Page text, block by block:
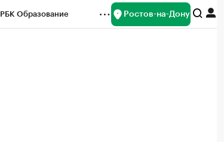
РБК Образование Ростов-на-Дону